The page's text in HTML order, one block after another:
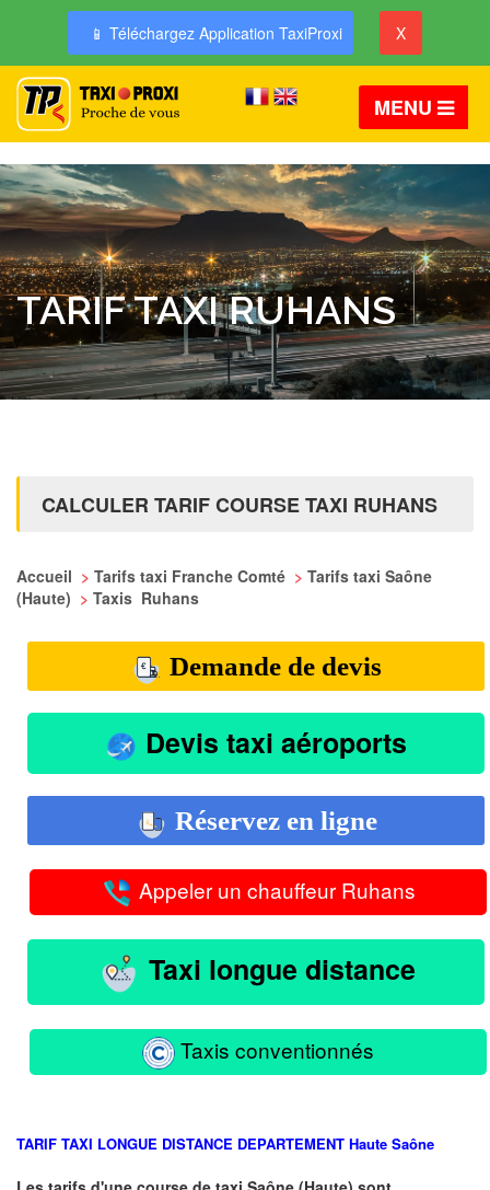
📱 Téléchargez Application TaxiProxi X
MENU
TARIF TAXI RUHANS
CALCULER TARIF COURSE TAXI RUHANS
Accueil > Tarifs taxi Franche Comté > Tarifs taxi Saône
(Haute) > Taxis Ruhans
Demande de devis
Devis taxi aéroports
Réservez en ligne
Appeler un chauffeur Ruhans
Taxi longue distance
Taxis conventionnés
TARIF TAXI LONGUE DISTANCE DEPARTEMENT Haute Saône